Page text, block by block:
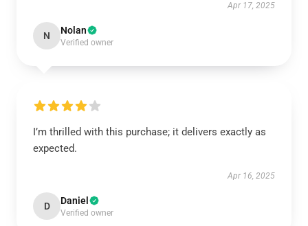
Apr 17, 2025
N Nolan
Verified owner
I’m thrilled with this purchase; it delivers exactly as
expected.
Apr 16, 2025
D Daniel
Verified owner